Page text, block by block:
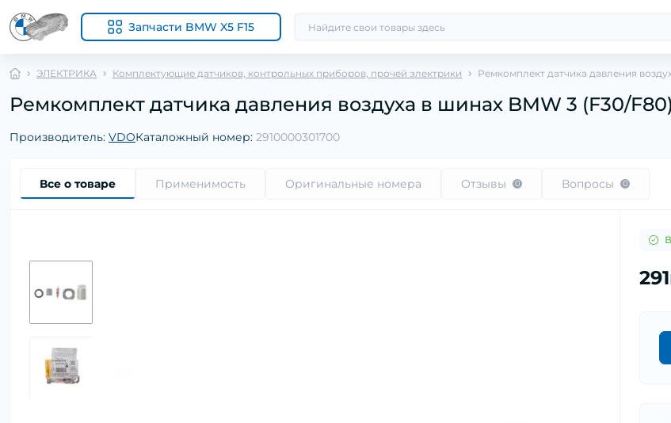
Запчасти BMW X5 F15
ЭЛЕКТРИКА Комплектующие датчиков, контрольных приборов, прочей электрики Ремкомплект датчика давления
Ремкомплект датчика давления воздуха в шинах BMW 3 (F30/F80)/
Производитель: VDOКаталожный номер: 2910000301700
Все о товаре Применимость Оригинальные номера Отзывы 0 Вопросы 0